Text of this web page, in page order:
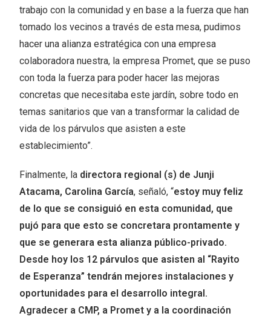
trabajo con la comunidad y en base a la fuerza que han
tomado los vecinos a través de esta mesa, pudimos
hacer una alianza estratégica con una empresa
colaboradora nuestra, la empresa Promet, que se puso
con toda la fuerza para poder hacer las mejoras
concretas que necesitaba este jardín, sobre todo en
temas sanitarios que van a transformar la calidad de
vida de los párvulos que asisten a este
establecimiento”.
Finalmente, la directora regional (s) de Junji
Atacama, Carolina García, señaló, “estoy muy feliz
de lo que se consiguió en esta comunidad, que
pujó para que esto se concretara prontamente y
que se generara esta alianza público-privado.
Desde hoy los 12 párvulos que asisten al “Rayito
de Esperanza” tendrán mejores instalaciones y
oportunidades para el desarrollo integral.
Agradecer a CMP, a Promet y a la coordinación